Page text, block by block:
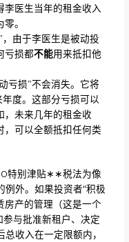
李医生当年的租金收入
。
，由于李医生是被动投
亏损都不能用来抵扣他
亏损”不会消失。它将
度。这部分亏损可以
，未来几年的租金收
，可以全额抵扣任何类
特别津贴∗∗税法为像
外。如果投资者“积极
房产的管理（这是一个
参与批准新租户、决定
收入在一定限额内，